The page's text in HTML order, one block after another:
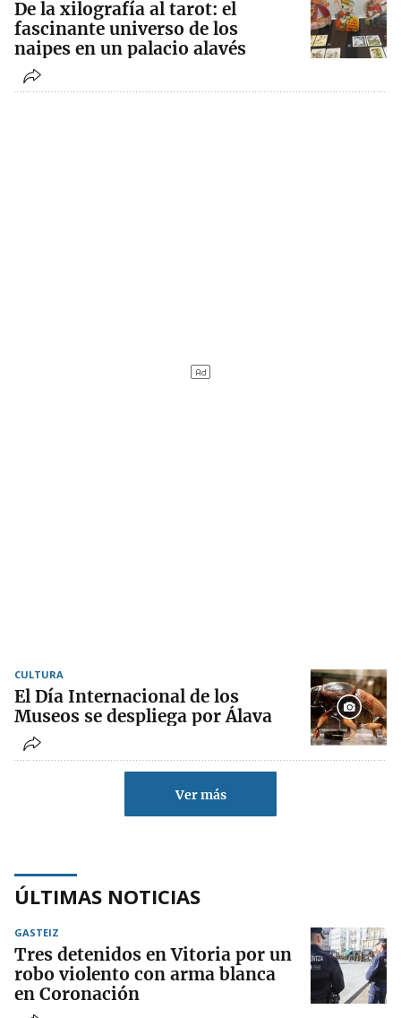
De la xilografía al tarot: el
fascinante universo de los
naipes en un palacio alavés
CULTURA
El Día Internacional de los
Museos se despliega por Álava
Ver más
ÚLTIMAS NOTICIAS
GASTEIZ
Tres detenidos en Vitoria por un
robo violento con arma blanca
en Coronación